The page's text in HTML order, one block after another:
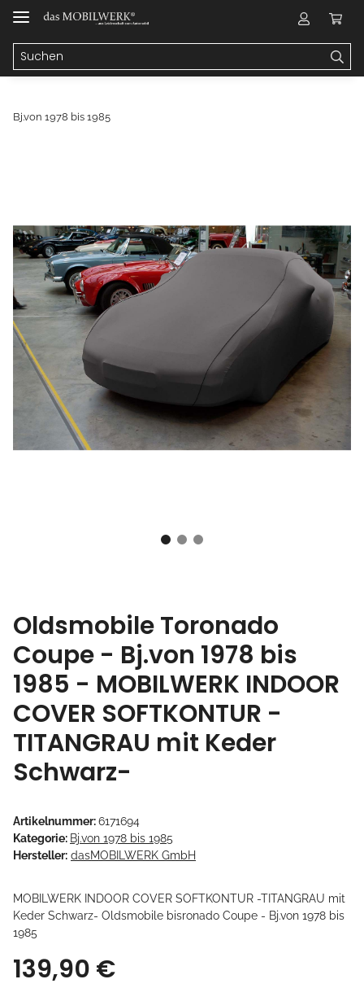
Bj.von 1978 bis 1985
Oldsmobile Toronado
Coupe - Bj.von 1978 bis
1985 - MOBILWERK INDOOR
COVER SOFTKONTUR -
TITANGRAU mit Keder
Schwarz-
Artikelnummer:6171694
Kategorie: Bj.von 1978 bis 1985
Hersteller: dasMOBILWERK GmbH
MOBILWERK INDOOR COVER SOFTKONTUR -TITANGRAU mit
Keder Schwarz- Oldsmobile bisronado Coupe - Bj.von 1978 bis
1985
139,90 €